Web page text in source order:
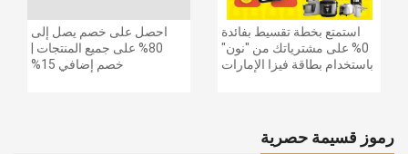
احصل على خصم يصل إلى
80% على جميع المنتجات |
خصم إضافي 15%
استمتع بخطة تقسيط بفائدة
0% على مشترياتك من "نون"
باستخدام بطاقة فيزا الإمارات
رموز قسيمة حصرية